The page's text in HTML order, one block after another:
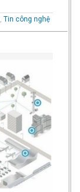
, Tin công nghệ